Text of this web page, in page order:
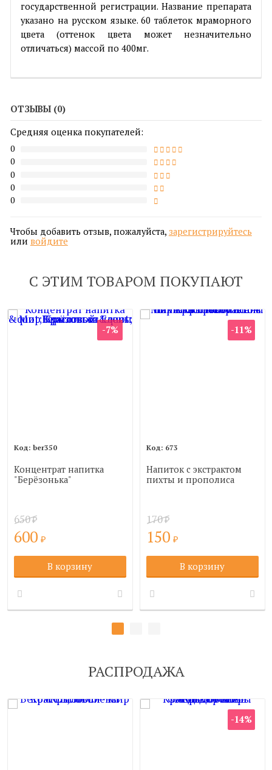
государственной регистрации. Название препарата
указано на русском языке. 60 таблеток мраморного
цвета (оттенок цвета может незначительно
отличаться) массой по 400мг.
ОТЗЫВЫ (0)
Средняя оценка покупателей:
0
0
0
0
0
Чтобы добавить отзыв, пожалуйста, зарегистрируйтесь
или войдите
С ЭТИМ ТОВАРОМ ПОКУПАЮТ
-7%
ber350
Концентрат напитка
"Берёзонька"
650₽
600₽
В корзину
-11%
673
Напиток с экстрактом
пихты и прополиса
170₽
150₽
В корзину
РАСПРОДАЖА
-14%